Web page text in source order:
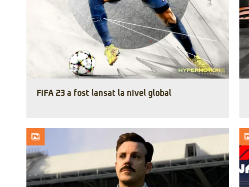
FIFA 23 a fost lansat la nivel global